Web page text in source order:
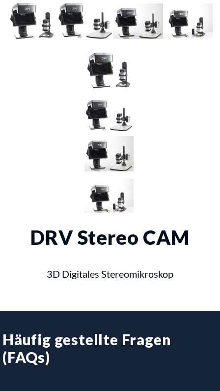
DRV Stereo CAM
3D Digitales Stereomikroskop
Häufig gestellte Fragen
(FAQs)